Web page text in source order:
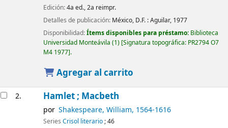
Edición:4a ed., 2a reimpr.
Detalles de publicación: México, D.F. :Aguilar, 1977
Disponibilidad:Ítems disponibles para préstamo: Biblioteca
Universidad Monteávila (1) Signatura topográfica: PR2794 O7
M4 1977 .
Agregar al carrito
2. Hamlet ; Macbeth
por Shakespeare, William, 1564-1616
Series Crisol literario; 46